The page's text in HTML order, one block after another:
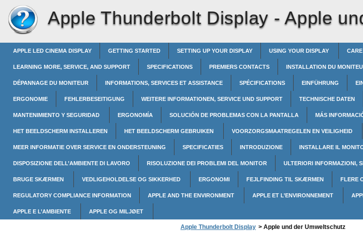
Apple Thunderbolt Display -Apple
APPLE LED CINEMA DISPLAY GETTING STARTED SETTING UP YOUR DISPLAY USING YOUR DISPLAY
LEARNING MORE, SERVICE, AND SUPPORT SPECIFICATIONS PREMIERS CONTACTS INSTALLATION DU
DÉPANNAGE DU MONITEUR INFORMATIONS, SERVICES ET ASSISTANCE SPÉCIFICATIONS EINFÜHRUNG
ERGONOMIE FEHLERBESEITIGUNG WEITERE INFORMATIONEN, SERVICE UND SUPPORT TECHNISCHE DATEN
MANTENIMIENTO Y SEGURIDAD ERGONOMÍA SOLUCIÓN DE PROBLEMAS CON LA PANTALLA MÁS
HET BEELDSCHERM INSTALLEREN HET BEELDSCHERM GEBRUIKEN VOORZORGSMAATREGELEN EN VEILIGHEID
MEER INFORMATIE OVER SERVICE EN ONDERSTEUNING SPECIFICATIES INTRODUZIONE INSTALLARE IL
DISPOSIZIONE DELL’AMBIENTE DI LAVORO RISOLUZIONE DEI PROBLEMI DEL MONITOR ULTERIORI INFORMAZIONI,
BRUGE SKÆRMEN VEDLIGEHOLDELSE OG SIKKERHED ERGONOMI FEJLFINDING TIL SKÆRMEN FLERE
REGULATORY COMPLIANCE INFORMATION APPLE AND THE ENVIRONMENT APPLE ET L’ENVIRONNEMENT
APPLE E L’AMBIENTE APPLE OG MILJØET
Apple Thunderbolt Display > Apple und der Umweltschutz